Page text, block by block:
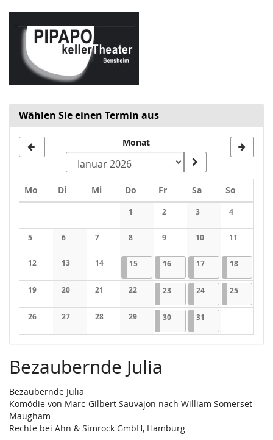
Zum
Haupt-
Inhalt
springen
Wählen Sie einen Termin aus
Monat
Mo Montag
DiDienstag
MiMittwoch
Do Donnerstag
FrFreitagSaSamstag
So
1
Keine Veranstaltungen
2
Keine Veranstaltungen
3
Keine
4
Keine
5
Keine Veranstaltungen
6
Keine Veranstaltungen
7
Keine Veranstaltungen
8
Keine Veranstaltungen
9
Keine Veranstaltungen
10
Keine
11
Keine
12
Keine Veranstaltungen
13
Keine Veranstaltungen
14
Keine Veranstaltungen
1515.01.2026
1 Veranstaltung
1616.01.2026
1 Veranstaltung
1717.01.2026
2 Veranstaltungen
182
19
Keine Veranstaltungen
20
Keine Veranstaltungen
21
Keine Veranstaltungen
22
Keine Veranstaltungen
2323.01.2026
1 Veranstaltung
2424.01.2026
2 Veranstaltungen
251
26
Keine Veranstaltungen
27
Keine Veranstaltungen
28
Keine Veranstaltungen
29
Keine Veranstaltungen
3030.01.2026
1 Veranstaltung
31
Bezaubernde Julia
Bezaubernde Julia
Komödie von Marc-Gilbert Sauvajon nach William Somerset
Maugham
Rechte bei Ahn & Simrock GmbH, Hamburg